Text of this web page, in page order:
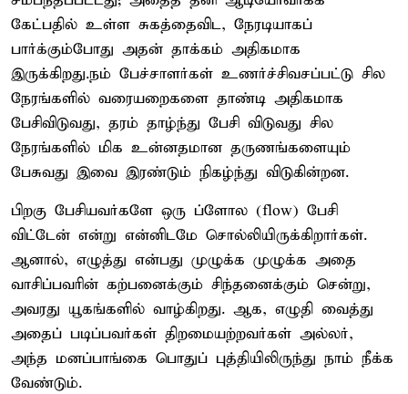
கேட்பதில் உள்ள சுகத்தைவிட, நேரடியாகப்
பார்க்கும்போது அதன் தாக்கம் அதிகமாக
இருக்கிறது.நம் பேச்சாளர்கள் உணர்ச்சிவசப்பட்டு சில
நேரங்களில் வரையறைகளை தாண்டி அதிகமாக
பேசிவிடுவது, தரம் தாழ்ந்து பேசி விடுவது சில
நேரங்களில் மிக உன்னதமான தருணங்களையும்
பேசுவது இவை இரண்டும் நிகழ்ந்து விடுகின்றன.
பிறகு பேசியவர்களே ஒரு ப்ளோல (flow) பேசி
விட்டேன் என்று என்னிடமே சொல்லியிருக்கிறார்கள். ​
ஆனால், எழுத்து என்பது முழுக்க முழுக்க அதை
வாசிப்பவரின் கற்பனைக்கும் சிந்தனைக்கும் சென்று,
அவரது யூகங்களில் வாழ்கிறது. ​ஆக, எழுதி வைத்து
அதைப் படிப்பவர்கள் திறமையற்றவர்கள் அல்லர்,
அந்த மனப்பாங்கை பொதுப் புத்தியிலிருந்து நாம் நீக்க
வேண்டும்.